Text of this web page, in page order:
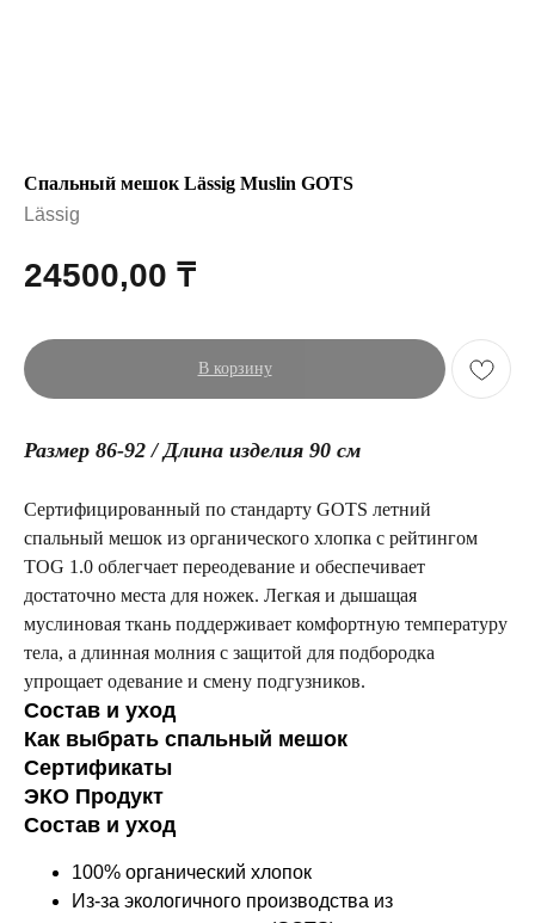
Спальный мешок Lässig Muslin GOTS
Lässig
24500,00 ₸
В корзину
Размер 86-92 / Длина изделия 90 см
Сертифицированный по стандарту GOTS летний
спальный мешок из органического хлопка с рейтингом
TOG 1.0 облегчает переодевание и обеспечивает
достаточно места для ножек. Легкая и дышащая
муслиновая ткань поддерживает комфортную температуру
тела, а длинная молния с защитой для подбородка
упрощает одевание и смену подгузников.
Состав и уход
Как выбрать спальный мешок
Сертификаты
ЭКО Продукт
Состав и уход
100% органический хлопок
Из-за экологичного производства из